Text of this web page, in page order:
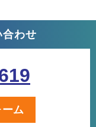
合わせ
ーム